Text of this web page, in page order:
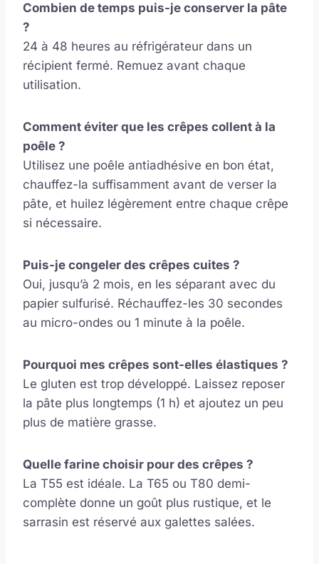
Combien de temps puis-je conserver la pâte
?
24 à 48 heures au réfrigérateur dans un
récipient fermé. Remuez avant chaque
utilisation.
Comment éviter que les crêpes collent à la
poêle ?
Utilisez une poêle antiadhésive en bon état,
chauffez-la suffisamment avant de verser la
pâte, et huilez légèrement entre chaque crêpe
si nécessaire.
Puis-je congeler des crêpes cuites ?
Oui, jusqu’à 2 mois, en les séparant avec du
papier sulfurisé. Réchauffez-les 30 secondes
au micro-ondes ou 1 minute à la poêle.
Pourquoi mes crêpes sont-elles élastiques ?
Le gluten est trop développé. Laissez reposer
la pâte plus longtemps (1 h) et ajoutez un peu
plus de matière grasse.
Quelle farine choisir pour des crêpes ?
La T55 est idéale. La T65 ou T80 demi-
complète donne un goût plus rustique, et le
sarrasin est réservé aux galettes salées.